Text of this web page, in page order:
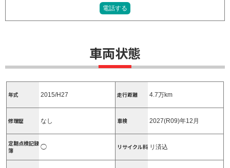
電話する
車両状態
年式 2015/H27 走行距離 4.7万km
修理歴 なし 車検 2027(R09)年12月
定期点検記録
簿
◯ リサイクル料 リ済込